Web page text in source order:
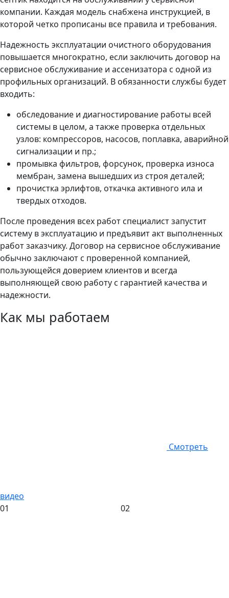
компании. Каждая модель снабжена инструкцией, в
которой четко прописаны все правила и требования.
Надежность эксплуатации очистного оборудования
повышается многократно, если заключить договор на
сервисное обслуживание и ассенизатора с одной из
профильных организаций. В обязанности службы будет
входить:
обследование и диагностирование работы всей
системы в целом, а также проверка отдельных
узлов: компрессоров, насосов, поплавка, аварийной
сигнализации и пр.;
промывка фильтров, форсунок, проверка износа
мембран, замена вышедших из строя деталей;
прочистка эрлифтов, откачка активного ила и
твердых отходов.
После проведения всех работ специалист запустит
систему в эксплуатацию и предъявит акт выполненных
работ заказчику. Договор на сервисное обслуживание
обычно заключают с проверенной компанией,
пользующейся доверием клиентов и всегда
выполняющей свою работу с гарантией качества и
надежности.
Как мы работаем
Смотреть
видео
01
02